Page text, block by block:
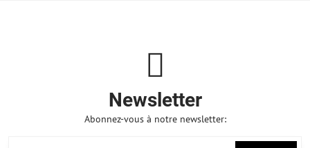
Newsletter
Abonnez-vous à notre newsletter: